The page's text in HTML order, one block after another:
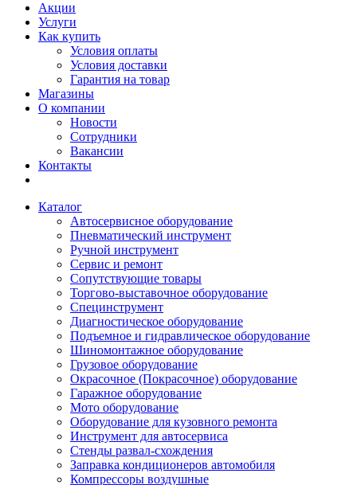
Акции
Услуги
Как купить
Условия оплаты
Условия доставки
Гарантия на товар
Магазины
О компании
Новости
Сотрудники
Вакансии
Контакты
Каталог
Автосервисное оборудование
Пневматический инструмент
Ручной инструмент
Сервис и ремонт
Сопутствующие товары
Торгово-выставочное оборудование
Специнструмент
Диагностическое оборудование
Подъемное и гидравлическое оборудование
Шиномонтажное оборудование
Грузовое оборудование
Окрасочное (Покрасочное) оборудование
Гаражное оборудование
Мото оборудование
Оборудование для кузовного ремонта
Инструмент для автосервиса
Стенды развал-схождения
Заправка кондиционеров автомобиля
Компрессоры воздушные